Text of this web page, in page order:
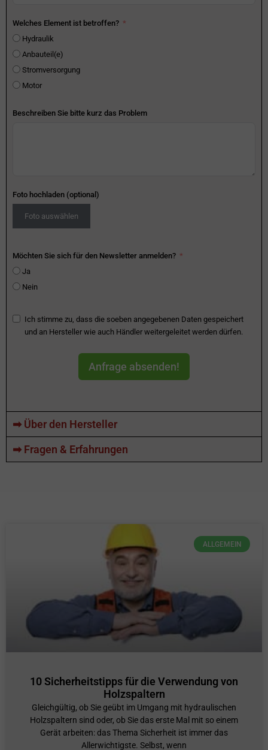
Welches Element ist betroffen?
Hydraulik
Anbauteil(e)
Stromversorgung
Motor
Beschreiben Sie bitte kurz das Problem
Foto hochladen (optional)
Foto auswählen
Möchten Sie sich für den Newsletter anmelden?
Ja
Nein
Ich stimme zu, dass die soeben angegebenen Daten gespeichert
und an Hersteller wie auch Händler weitergeleitet werden dürfen.
Anfrage absenden!
➡ Über den Hersteller
➡ Fragen & Erfahrungen
ALLGEMEIN
10 Sicherheitstipps für die Verwendung von
Holzspaltern
Gleichgültig, ob Sie geübt im Umgang mit hydraulischen
Holzspaltern sind oder, ob Sie das erste Mal mit so einem
Gerät arbeiten: das Thema Sicherheit ist immer das
Allerwichtigste. Selbst, wenn